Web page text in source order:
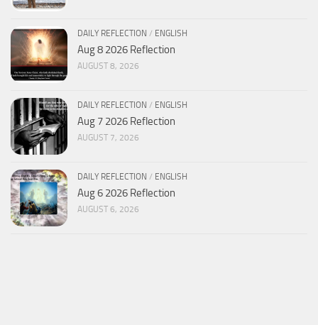
DAILY REFLECTION / ENGLISH
Aug 8 2026 Reflection
AUGUST 8, 2026
DAILY REFLECTION / ENGLISH
Aug 7 2026 Reflection
AUGUST 7, 2026
DAILY REFLECTION / ENGLISH
Aug 6 2026 Reflection
AUGUST 6, 2026